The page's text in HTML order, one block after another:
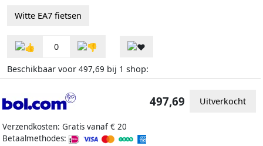
Witte EA7 fietsen
0
Beschikbaar voor 497,69 bij 1 shop:
Verzendkosten: Gratis vanaf € 20
Betaalmethodes:
497,69 Uitverkocht